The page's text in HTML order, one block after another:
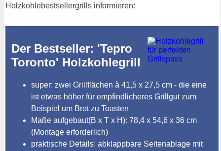
Holzkohlebestsellergrills informieren:
Der Bestseller: 'Tepro
Toronto' Holzkohlegrill
super: zwei Grillflächen à 41,5 x 27,5 cm - die eine
ist etwas höher für empfindlicheres Grillgut zum
Beispiel um Brot zu Toasten
Maße aufgebaut(B x T x H): 78,4 x 54,6 x 36 cm
(Montage erforderlich)
praktische Details: abklappbare Seitenablage mit